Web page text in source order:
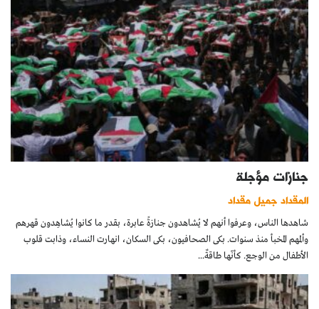
جنازات مؤجلة
المقداد جميل مقداد
شاهدها الناس، وعرفوا أنهم لا يُشاهدون جنازةً عابرة، بقدر ما كانوا يُشاهِدون قهرهم
وألمهم المخبأ منذ سنوات. بكى الصحافيون، بكى السكان، انهارت النساء، وذابت قلوب
الأطفال من الوجع. كأنّها طاقةٌ...